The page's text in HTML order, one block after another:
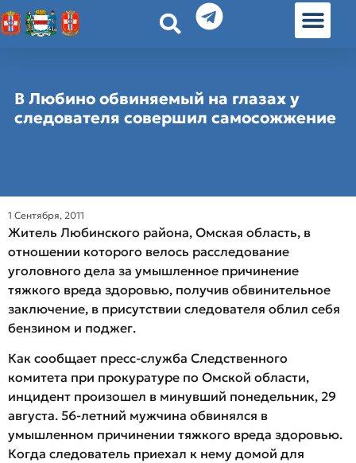
В Любино обвиняемый на глазах у
следователя совершил самосожжение
1 Сентября, 2011
Житель Любинского района, Омская область, в
отношении которого велось расследование
уголовного дела за умышленное причинение
тяжкого вреда здоровью, получив обвинительное
заключение, в присутствии следователя облил себя
бензином и поджег.
Как сообщает пресс-служба Следственного
комитета при прокуратуре по Омской области,
инцидент произошел в минувший понедельник, 29
августа. 56-летний мужчина обвинялся в
умышленном причинении тяжкого вреда здоровью.
Когда следователь приехал к нему домой для